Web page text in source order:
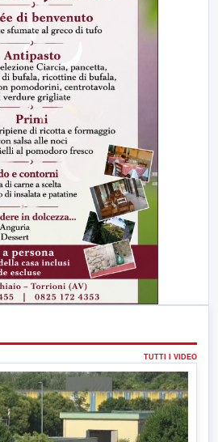
TUTTI I VIDEO